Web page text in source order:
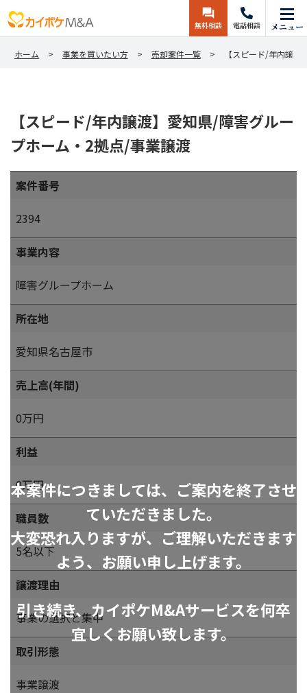
無料相談 電話相談 メニュー
ホーム 事業を買いたい方 売却案件一覧 【スピード/年内譲
【スピード/年内譲渡】愛知県/障害グルー
プホーム・2拠点/事業譲渡
本案件につきましては、ご案内を終了させ
ていただきました。
大変恐れ入りますが、ご理解いただきます
よう、お願い申し上げます。
引き続き、カイポケM&Aサービスを何卒
宜しくお願い致します。
案件番号
2394
事業内容
障害グループホーム
所在地
愛知県名古屋市
売上高(年間)
0万円
利益
0万円
職員数
5名以下
譲渡理由
事業の選択と集中
取引形態
事業譲渡